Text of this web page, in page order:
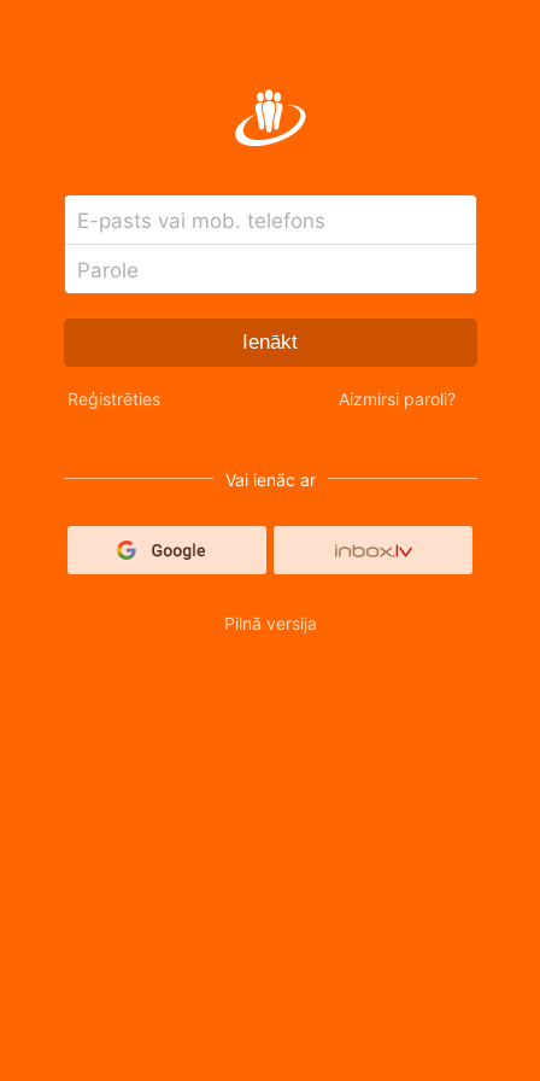
E-pasts vai mob. telefons
Parole
Ienākt
Reģistrēties Aizmirsi paroli?
Vai ienāc ar
Pilnā versija